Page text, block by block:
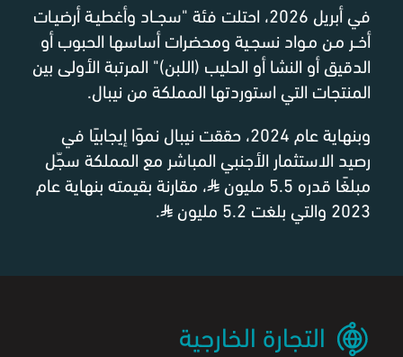
في أبريل 2026، احتلت فئة "سجــاد وأغطيـة أرضيـات
أخــر مـن مـواد نسجـية ومحضرات أساسها الحبوب أو
الدقيق أو النشا أو الحليب (اللبن)" المرتبة الأولى بين
المنتجات التي استوردتها المملكة من نيبال.
وبنهاية عام 2024، حققت نيبال نموًا إيجابيًا في
رصيد الاستثمار الأجنبي المباشر مع المملكة سجّل
مبلغًا قدره 5.5 مليون
⃁، مقارنة بقيمته بنهاية عام
2023 والتي بلغت 5.2 مليون
⃁
.
التجارة الخارجية